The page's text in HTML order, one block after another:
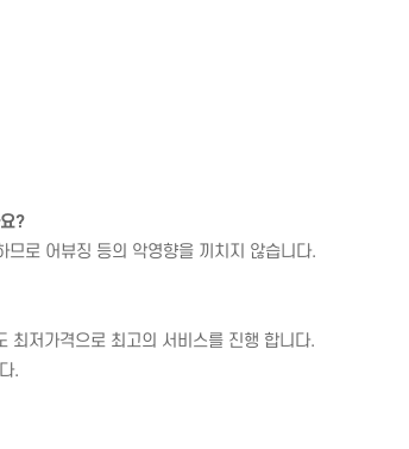
?
로 어뷰징 등의 악영향을 끼치지 않습니다.
최저가격으로 최고의 서비스를 진행 합니다.
.